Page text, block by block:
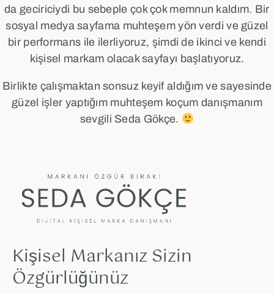
da geciriciydi bu sebeple çok çok memnun kaldım. Bir
sosyal medya sayfama muhteşem yön verdi ve güzel
bir performans ile ilerliyoruz, şimdi de ikinci ve kendi
kişisel markam olacak sayfayı başlatıyoruz.
Birlikte çalışmaktan sonsuz keyif aldığım ve sayesinde
güzel işler yaptığım muhteşem koçum danışmanım
sevgili Seda Gökçe.
Kişisel Markanız Sizin
Özgürlüğünüz